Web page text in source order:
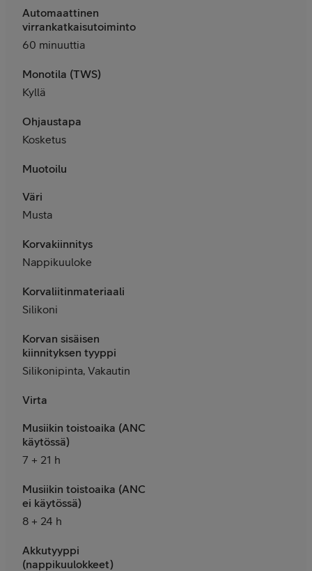
Automaattinen
virrankatkaisutoiminto
60 minuuttia
Monotila (TWS)
Kyllä
Ohjaustapa
Kosketus
Muotoilu
Väri
Musta
Korvakiinnitys
Nappikuuloke
Korvaliitinmateriaali
Silikoni
Korvan sisäisen
kiinnityksen tyyppi
Silikonipinta, Vakautin
Virta
Musiikin toistoaika (ANC
käytössä)
7 + 21 h
Musiikin toistoaika (ANC
ei käytössä)
8 + 24 h
Akkutyyppi
(nappikuulokkeet)